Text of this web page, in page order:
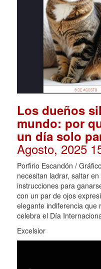
Los dueños
mundo: por
un día solo
Agosto, 2025
Porfirio Escandón /
necesitan ladrar, saltar
instrucciones para
con un par de ojos
elegante indiferencia que
celebra el Día
Excelsior